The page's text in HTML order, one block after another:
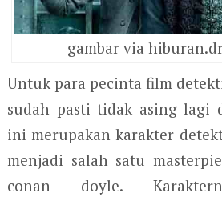
gambar via
Untuk para pecinta film
sudah pasti tidak asing lagi
ini merupakan karakter
menjadi salah satu
conan doyle.